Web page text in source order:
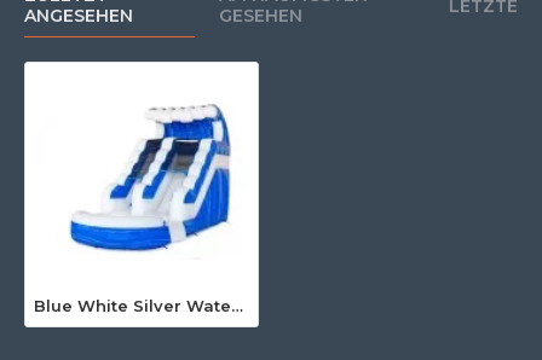
Technische Daten:
6 m (Länge) × 2.7 m (Breite) × 3.7 m (Höhe)
Material:0,55 mm PVC, EN14960-zertifiziert
Inklusive: 1 CE-zertifiziertes Gebläse
Typische Einsatzorte:
Gärten, Schulen, Feriencamps, Freizeitparks, Hotels mit
Spielbereich, Outdoor-Events für Familien
ANGESEHEN
GESEHEN
LETZTE
Blue White Silver Waterslide S12